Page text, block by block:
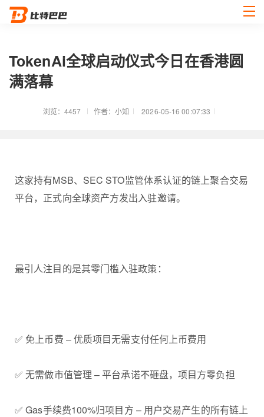
TokenAi全球启动仪式今日在香港圆
满落幕
浏览：4457 作者：小知 2026-05-16 00:07:33
这家持有MSB、SEC STO监管体系认证的链上聚合交易
平台，正式向全球资产方发出入驻邀请。
最引人注目的是其零门槛入驻政策：
✅ 免上币费 – 优质项目无需支付任何上币费用
✅ 无需做市值管理 – 平台承诺不砸盘，项目方零负担
✅ Gas手续费100%归项目方 – 用户交易产生的所有链上